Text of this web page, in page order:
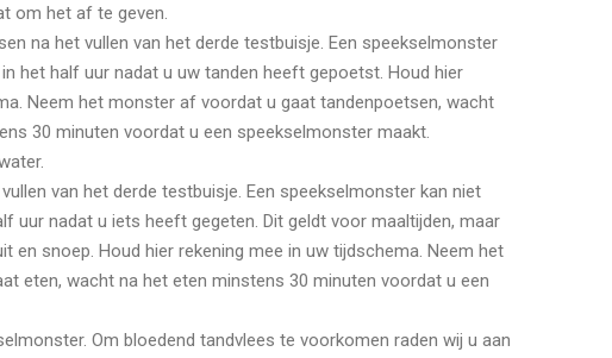
om het af te geven.
na het vullen van het derde testbuisje. Een speekselmonster
het half uur nadat u uw tanden heeft gepoetst. Houd hier
Neem het monster af voordat u gaat tandenpoetsen, wacht
30 minuten voordat u een speekselmonster maakt.
van het derde testbuisje. Een speekselmonster kan niet
uur nadat u iets heeft gegeten. Dit geldt voor maaltijden, maar
en snoep. Houd hier rekening mee in uw tijdschema. Neem het
eten, wacht na het eten minstens 30 minuten voordat u een
Om bloedend tandvlees te voorkomen raden wij u aan